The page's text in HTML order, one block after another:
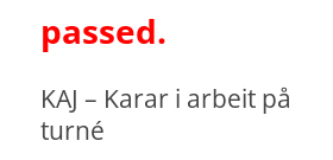
passed.
KAJ – Karar i arbeit på
turné